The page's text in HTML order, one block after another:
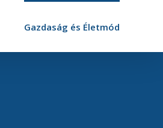
Gazdaság és Életmód